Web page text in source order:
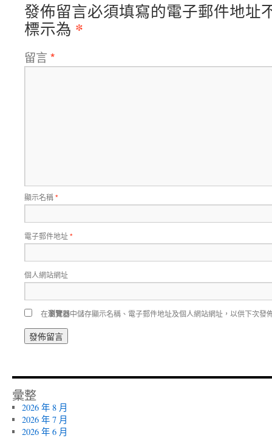
發佈留言必須填寫的電子郵件地址
標示為 *
留言 *
顯示名稱*
電子郵件地址*
個人網站網址
在瀏覽器中儲存顯示名稱、電子郵件地址及個人網站網址，以供下次發
彙整
2026 年 8 月
2026 年 7 月
2026 年 6 月